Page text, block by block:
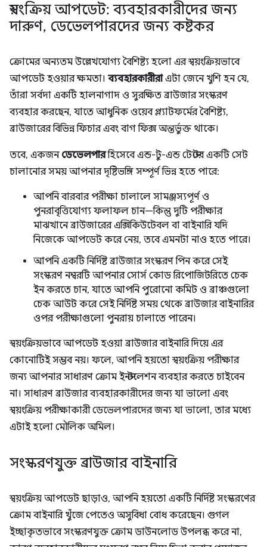
স্বয়ংক্রিয় আপডেট: ব্যবহারকারীদের জন্য
দারুণ, ডেভেলপারদের জন্য কষ্টকর
ক্রোমের অন্যতম উল্লেখযোগ্য বৈশিষ্ট্য হলো এর স্বয়ংক্রিয়ভাবে
আপডেট হওয়ার ক্ষমতা। ব্যবহারকারীরাএটা জেনে খুশি হন যে,
তাঁরা সর্বদা একটি হালনাগাদ ও সুরক্ষিত ব্রাউজার সংস্করণ
ব্যবহার করছেন, যাতে আধুনিক ওয়েব প্ল্যাটফর্মের বৈশিষ্ট্য,
ব্রাউজারের বিভিন্ন ফিচার এবং বাগ ফিক্স অন্তর্ভুক্ত থাকে।
তবে, একজন ডেভেলপারহিসেবে এন্ড-টু-এন্ড টেস্টের একটি সেট
চালানোর সময় আপনার দৃষ্টিভঙ্গি সম্পূর্ণ ভিন্ন হতে পারে:
আপনি বারবার পরীক্ষা চালালে সামঞ্জস্যপূর্ণ ও
পুনরাবৃত্তিযোগ্য ফলাফল চান—কিন্তু দুটি পরীক্ষার
মাঝখানে ব্রাউজারের এক্সিকিউটেবল বা বাইনারি যদি
নিজেকে আপডেট করে নেয়, তবে এমনটা নাও হতে পারে।
আপনি একটি নির্দিষ্ট ব্রাউজার সংস্করণ পিন করে সেই
সংস্করণ নম্বরটি আপনার সোর্স কোড রিপোজিটরিতে চেক
ইন করতে চান, যাতে আপনি পুরোনো কমিট ও ব্রাঞ্চগুলো
চেক আউট করে সেই নির্দিষ্ট সময় থেকে ব্রাউজার বাইনারির
ওপর পরীক্ষাগুলো পুনরায় চালাতে পারেন।
স্বয়ংক্রিয়ভাবে আপডেট হওয়া ব্রাউজার বাইনারি দিয়ে এর
কোনোটিই সম্ভব নয়। ফলে, আপনি হয়তো স্বয়ংক্রিয় পরীক্ষার
জন্য আপনার সাধারণ ক্রোম ইনস্টলেশন ব্যবহার করতে চাইবেন
না। সাধারণ ব্রাউজার ব্যবহারকারীদের জন্য যা ভালো এবং
স্বয়ংক্রিয় পরীক্ষাকারী ডেভেলপারদের জন্য যা ভালো, তার মধ্যে
এটাই হলো মৌলিক অমিল।
সংস্করণযুক্ত ব্রাউজার বাইনারি
স্বয়ংক্রিয় আপডেট ছাড়াও, আপনি হয়তো একটি নির্দিষ্ট সংস্করণের
ক্রোম বাইনারি খুঁজে পেতেও অসুবিধা বোধ করেছেন। গুগল
ইচ্ছাকৃতভাবে সংস্করণযুক্ত ক্রোম ডাউনলোড উপলব্ধ করে না,